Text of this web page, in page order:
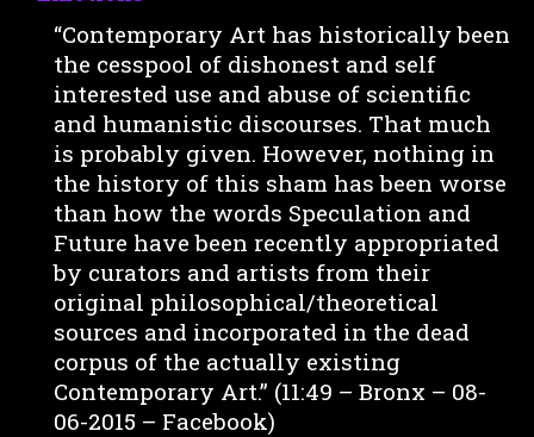
“Contemporary Art has historically been
the cesspool of dishonest and self
interested use and abuse of scientific
and humanistic discourses. That much
is probably given. However, nothing in
the history of this sham has been worse
than how the words Speculation and
Future have been recently appropriated
by curators and artists from their
original philosophical/theoretical
sources and incorporated in the dead
corpus of the actually existing
Contemporary Art.” (11:49 – Bronx – 08-
06-2015 – Facebook)